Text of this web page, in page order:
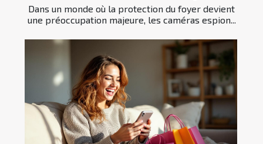
Dans un monde où la protection du foyer devient
une préoccupation majeure, les caméras espion...